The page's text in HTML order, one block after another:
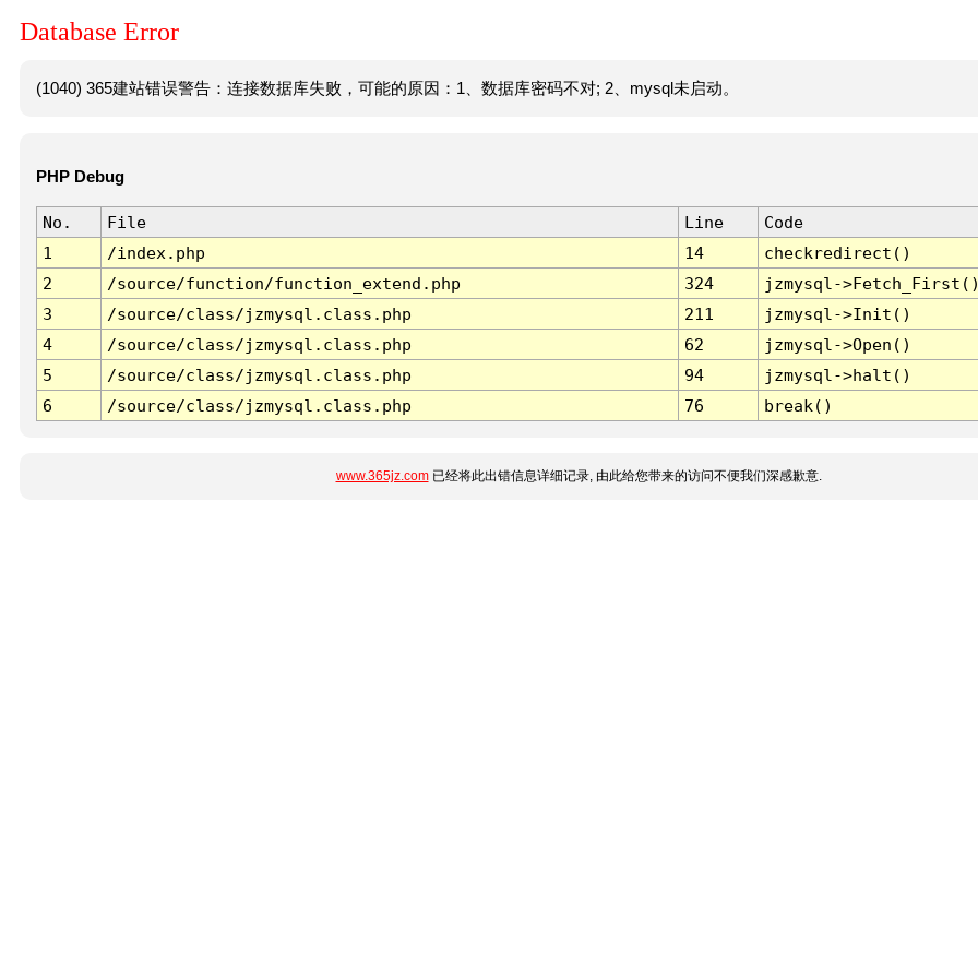
Database Error
(1040) 365建站错误警告：连接数据库失败，可能的原因：1、数据库密码不对; 2、mysql未启动。
PHP Debug
No. File Line
Code
1
/index.php 14
checkredirect()
2
/source/function/function_extend.php 324
jzmysql-
3
/source/class/jzmysql.class.php 211
jzmysql->Init()
4
/source/class/jzmysql.class.php 62
jzmysql->Open()
5
/source/class/jzmysql.class.php 94
jzmysql->halt()
6
/source/class/jzmysql.class.php 76 break()
www.365jz.com已经将此出错信息详细记录, 由此给您带来的访问不便我们深感歉意.